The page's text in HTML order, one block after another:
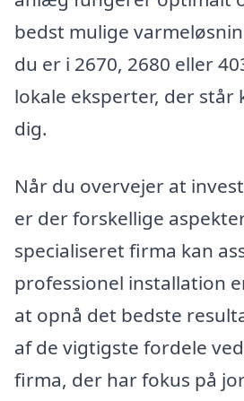
bedst mulige
du er i 2670, 2680 eller
lokale eksperter, der
dig.
Når du overvejer at
er der forskellige
specialiseret firma kan
professionel installation
at opnå det bedste
af de vigtigste fordele
firma, der har fokus på